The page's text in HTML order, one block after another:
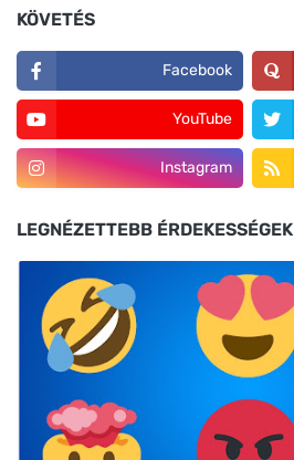
KÖVETÉS
Facebook
YouTube
Instagram
LEGNÉZETTEBB ÉRDEKESSÉGEK